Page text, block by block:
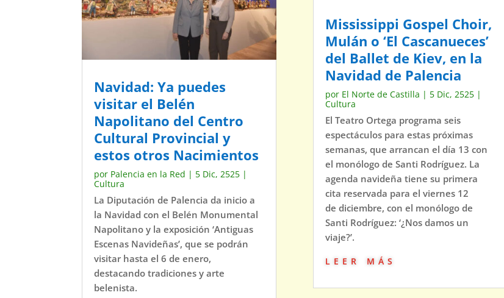
Navidad: Ya puedes
visitar el Belén
Napolitano del Centro
Cultural Provincial y
estos otros Nacimientos
por Palencia en la Red | 5 Dic, 2525 |
Cultura
La Diputación de Palencia da inicio a
la Navidad con el Belén Monumental
Napolitano y la exposición ‘Antiguas
Escenas Navideñas’, que se podrán
visitar hasta el 6 de enero,
destacando tradiciones y arte
belenista.
Mississippi Gospel Choir,
Mulán o ‘El Cascanueces’
del Ballet de Kiev, en la
Navidad de Palencia
por El Norte de Castilla | 5 Dic, 2525|
Cultura
El Teatro Ortega programa seis
espectáculos para estas próximas
semanas, que arrancan el día 13 con
el monólogo de Santi Rodríguez. La
agenda navideña tiene su primera
cita reservada para el viernes 12
de diciembre, con el monólogo de
Santi Rodríguez: ‘¿Nos damos un
viaje?’.
leer más